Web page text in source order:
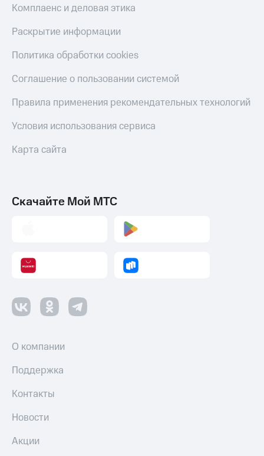
Комплаенс и деловая этика
Раскрытие информации
Политика обработки cookies
Соглашение о пользовании системой
Правила применения рекомендательных технологий
Условия использования сервиса
Карта сайта
Скачайте Мой МТС
О компании
Поддержка
Контакты
Новости
Акции